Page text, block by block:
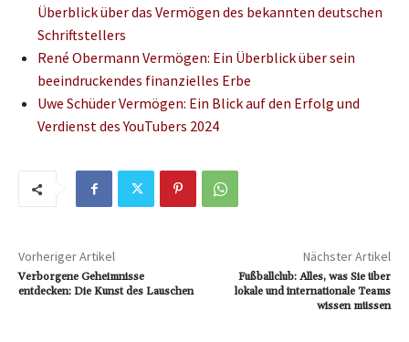
Überblick über das Vermögen des bekannten deutschen
Schriftstellers
René Obermann Vermögen: Ein Überblick über sein
beeindruckendes finanzielles Erbe
Uwe Schüder Vermögen: Ein Blick auf den Erfolg und
Verdienst des YouTubers 2024
Vorheriger Artikel
Verborgene Geheimnisse
entdecken: Die Kunst des Lauschen
Nächster Artikel
Fußballclub: Alles, was Sie über
lokale und internationale Teams
wissen müssen